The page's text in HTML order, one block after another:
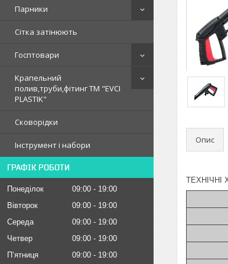
Парники
Сітка затінюють
Госптовари
Крапельний
полив,труби,фітинг ТМ "EVCI
PLASTIK"
Сковорідки
Інструмент і набори
ГРАФІК РОБОТИ
Понеділок 09:00
19:00
Вівторок
09:00
19:00
Середа
09:00
19:00
Четвер
09:00
19:00
Пʼятниця
09:00 19:00
Опис
ТЕХНІЧНІ